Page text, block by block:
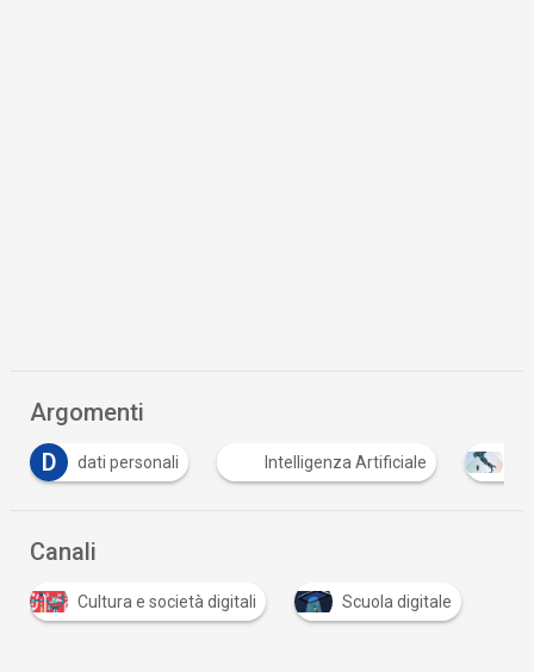
Argomenti
dati personali Intelligenza Artificiale PNRR
Canali
Cultura e società digitali Scuola digitale